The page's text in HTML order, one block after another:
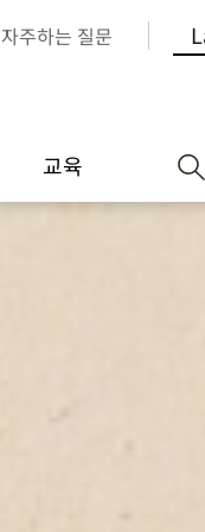
자주하는 질문
교육